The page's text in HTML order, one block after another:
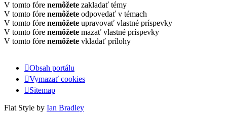
V tomto fóre nemôžete zakladať témy
V tomto fóre nemôžete odpovedať v témach
V tomto fóre nemôžete upravovať vlastné príspevky
V tomto fóre nemôžete mazať vlastné príspevky
V tomto fóre nemôžete vkladať prílohy
Obsah portálu
Vymazať cookies
Sitemap
Flat Style by Ian Bradley